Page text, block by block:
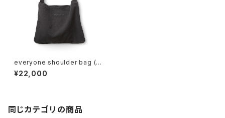
everyone shoulder bag (C
HARCOAL)
¥22,000
同じカテゴリの商品